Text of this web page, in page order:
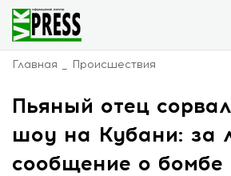
Главная Происшествия
Пьяный отец
шоу на Кубани: за
сообщение о бомбе